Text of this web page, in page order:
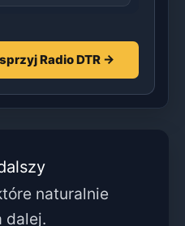
Radio DTR →
naturalnie
dalej.